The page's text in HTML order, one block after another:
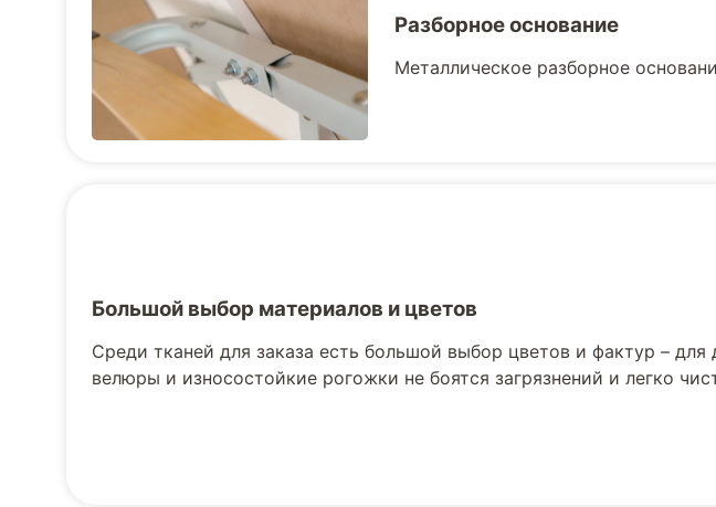
Разборное основание
Металлическое разборное
Большой выбор материалов и цветов
Среди тканей для заказа есть большой выбор цветов и фактур –
велюры и износостойкие рогожки не боятся загрязнений и легко